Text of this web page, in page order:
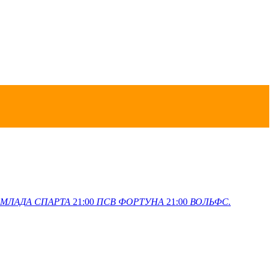
МЛАДА СПАРТА 21:00 ПСВ ФОРТУНА 21:00 ВОЛЬФС.